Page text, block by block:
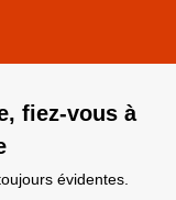
fiez-vous à
évidentes.